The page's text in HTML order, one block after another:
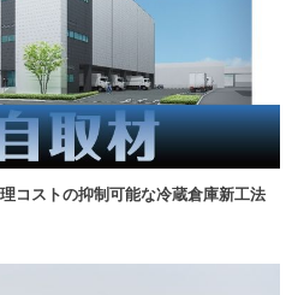
コストの抑制可能な冷蔵倉庫新工法